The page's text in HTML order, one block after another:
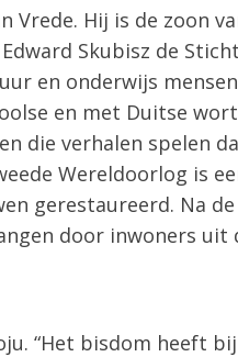
Hij is de zoon
Skubisz de
en onderwijs
en met Duitse
die verhalen spelen
Wereldoorlog is
gerestaureerd. Na de
door inwoners uit
“Het bisdom heeft